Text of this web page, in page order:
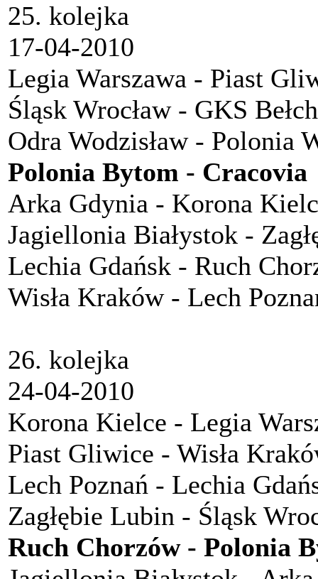
25. kolejka
17-04-2010
Legia Warszawa - Piast
Śląsk Wrocław - GKS
Odra Wodzisław - Polonia
Polonia Bytom - Cracovia
Arka Gdynia - Korona
Jagiellonia Białystok -
Lechia Gdańsk - Ruch
Wisła Kraków - Lech
26. kolejka
24-04-2010
Korona Kielce - Legia
Piast Gliwice - Wisła
Lech Poznań - Lechia
Zagłębie Lubin - Śląsk
Ruch Chorzów - Polonia